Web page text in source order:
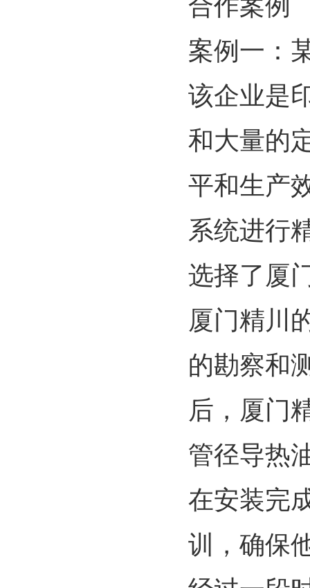
案例一：
该企业是
和大量的
平和生产
系统进行
选择了厦
厦门精川
的勘察和
后，厦门
管径导热
在安装完
训，确保